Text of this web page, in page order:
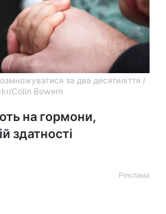
за два десятиліття /
Colin Bowern
на гормони,
здатності
Реклама